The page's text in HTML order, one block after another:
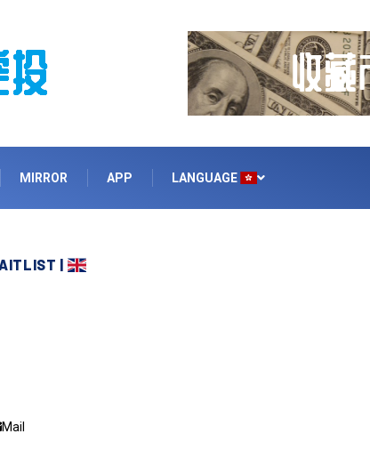
MIRROR APP LANGUAGE
|
Mail